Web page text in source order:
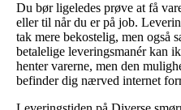
Du bør ligeledes prøve at få
eller til når du er på job.
tak mere bekostelig, men også
betalelige leveringsmanér kan
henter varerne, men den
befinder dig nærved internet